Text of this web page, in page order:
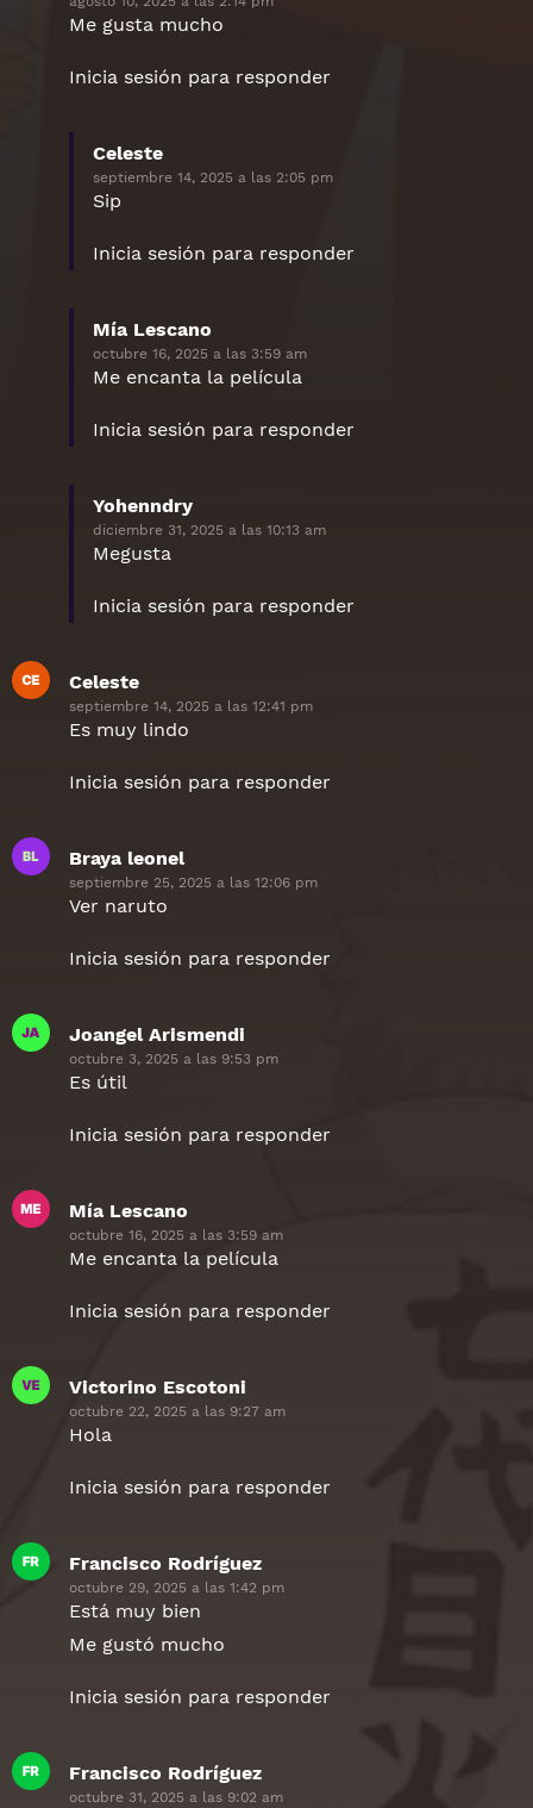
Me gusta mucho
Inicia sesión para responder
Celeste
septiembre 14, 2025 a las 2:05 pm
Sip
Inicia sesión para responder
Mía Lescano
octubre 16, 2025 a las 3:59 am
Me encanta la película
Inicia sesión para responder
Yohenndry
diciembre 31, 2025 a las 10:13 am
Megusta
Inicia sesión para responder
Celeste
septiembre 14, 2025 a las 12:41 pm
Es muy lindo
Inicia sesión para responder
Braya leoneldice:
septiembre 25, 2025 a las 12:06 pm
Ver naruto
Inicia sesión para responder
Joangel Arismendi
octubre 3, 2025 a las 9:53 pm
Es útil
Inicia sesión para responder
Mía Lescano
octubre 16, 2025 a las 3:59 am
Me encanta la película
Inicia sesión para responder
Victorino Escotoni
octubre 22, 2025 a las 9:27 am
Hola
Inicia sesión para responder
Francisco Rodríguez
octubre 29, 2025 a las 1:42 pm
Está muy bien
Me gustó mucho
Inicia sesión para responder
Francisco Rodríguez
octubre 31, 2025 a las 9:02 am